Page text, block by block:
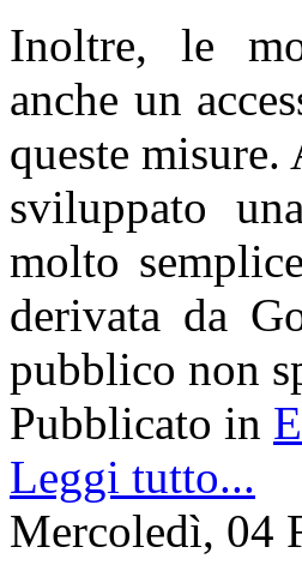
Inoltre, le
anche un
queste
sviluppato
molto
derivata da
pubblico non
Pubblicato in
Leggi tutto...
Mercoledì, 04